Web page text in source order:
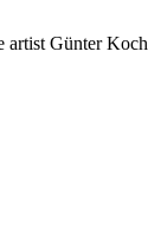
artist Günter Koch